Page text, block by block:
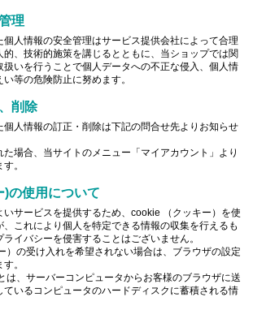
理
個人情報の安全管理はサービス提供会社によって合理
、技術的施策を講じるとともに、当ショップでは関
いを行うことで個人データへの不正な侵入、個人情
等の危険防止に努めます。
削除
個人情報の訂正・削除は下記の問合せ先よりお知らせ
た場合、当サイトのメニュー「マイアカウント」より
。
の使用について
いサービスを提供するため、cookie （クッキー）を使
これにより個人を特定できる情報の収集を行えるも
イバシーを侵害することはございません。
）の受け入れを希望されない場合は、ブラウザの設定
。
、サーバーコンピュータからお客様のブラウザに送
いるコンピュータのハードディスクに蓄積される情